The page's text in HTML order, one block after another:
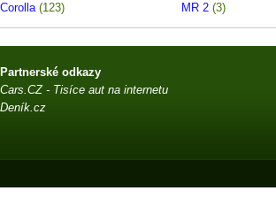
Corolla (123)
MR 2 (3)
Partnerské odkazy
Cars.CZ - Tisíce aut na internetu
Deník.cz